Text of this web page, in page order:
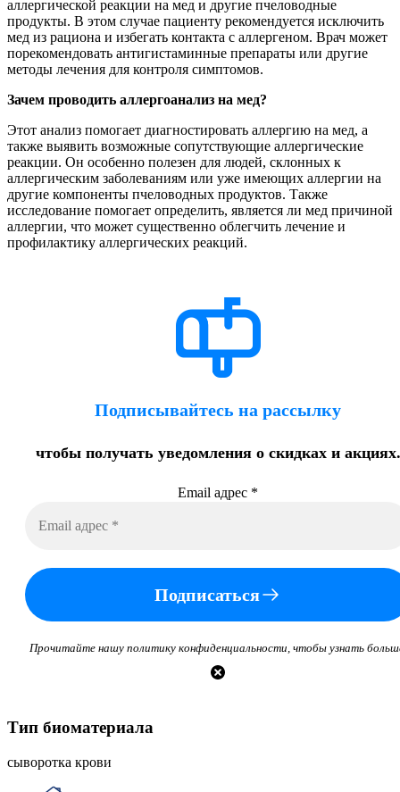
аллергической реакции на мед и другие пчеловодные
продукты. В этом случае пациенту рекомендуется исключить
мед из рациона и избегать контакта с аллергеном. Врач может
порекомендовать антигистаминные препараты или другие
методы лечения для контроля симптомов.
Зачем проводить аллергоанализ на мед?
Этот анализ помогает диагностировать аллергию на мед, а
также выявить возможные сопутствующие аллергические
реакции. Он особенно полезен для людей, склонных к
аллергическим заболеваниям или уже имеющих аллергии на
другие компоненты пчеловодных продуктов. Также
исследование помогает определить, является ли мед причиной
аллергии, что может существенно облегчить лечение и
профилактику аллергических реакций.
Подписывайтесь на рассылку
чтобы получать уведомления о скидках и акциях.
Email адрес *
Подписаться
Прочитайте нашу политику конфиденциальности, чтобы узнать
Тип биоматериала
сыворотка крови